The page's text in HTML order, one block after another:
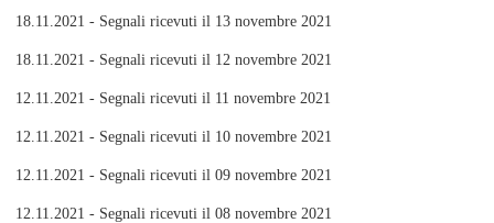
18.11.2021 - Segnali ricevuti il 13 novembre 2021
18.11.2021 - Segnali ricevuti il 12 novembre 2021
12.11.2021 - Segnali ricevuti il 11 novembre 2021
12.11.2021 - Segnali ricevuti il 10 novembre 2021
12.11.2021 - Segnali ricevuti il 09 novembre 2021
12.11.2021 - Segnali ricevuti il 08 novembre 2021